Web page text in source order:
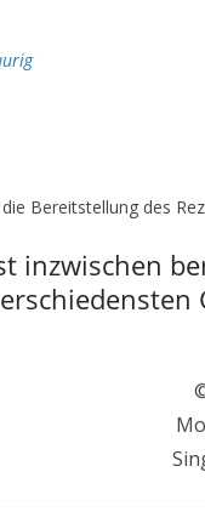
Bereitstellung des
inzwischen